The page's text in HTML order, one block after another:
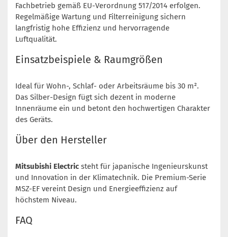
Fachbetrieb gemäß EU-Verordnung 517/2014 erfolgen.
Regelmäßige Wartung und Filterreinigung sichern
langfristig hohe Effizienz und hervorragende
Luftqualität.
Einsatzbeispiele & Raumgrößen
Ideal für Wohn-, Schlaf- oder Arbeitsräume bis 30 m².
Das Silber-Design fügt sich dezent in moderne
Innenräume ein und betont den hochwertigen Charakter
des Geräts.
Über den Hersteller
Mitsubishi Electric steht für japanische Ingenieurskunst
und Innovation in der Klimatechnik. Die Premium-Serie
MSZ-EF vereint Design und Energieeffizienz auf
höchstem Niveau.
FAQ